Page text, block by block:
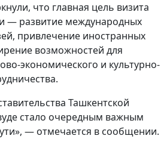
что главная цель визита
— развитие международных
привлечение иностранных
возможностей для
экономического и культурно-
Ташкентской
стало очередным важным
— отмечается в сообщении.